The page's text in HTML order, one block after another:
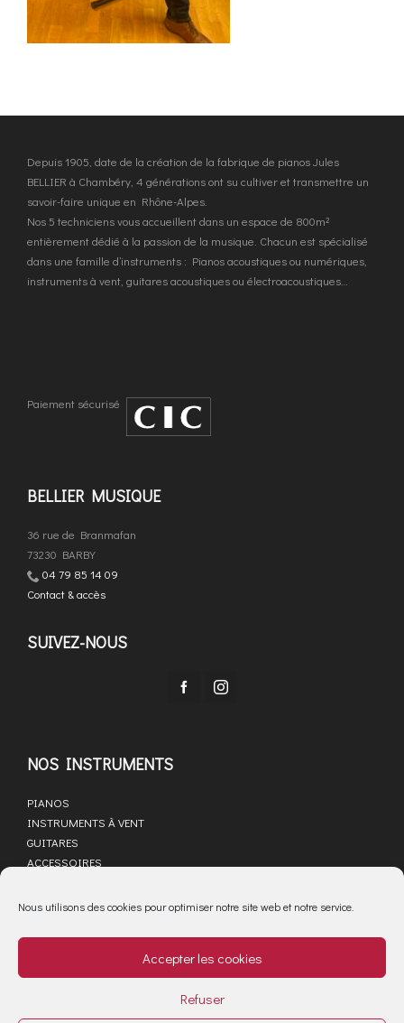
Nous utilisons des cookies pour optimiser notre site web et notre service.
Accepter les cookies
Refuser
Depuis 1905, date de la création de la fabrique de pianos Jules
BELLIER à Chambéry, 4 générations ont su cultiver et transmettre un
savoir-faire unique en Rhône-Alpes.
Nos 5 techniciens vous accueillent dans un espace de 800m²
entièrement dédié à la passion de la musique. Chacun est spécialisé
dans une famille d’instruments : Pianos acoustiques ou numériques,
instruments à vent, guitares acoustiques ou électroacoustiques…
Paiement sécurisé
BELLIER MUSIQUE
36 rue de Branmafan
73230 BARBY
04 79 85 14 09
Contact & accès
SUIVEZ-NOUS
NOS INSTRUMENTS
PIANOS
INSTRUMENTS À VENT
GUITARES
ACCESSOIRES